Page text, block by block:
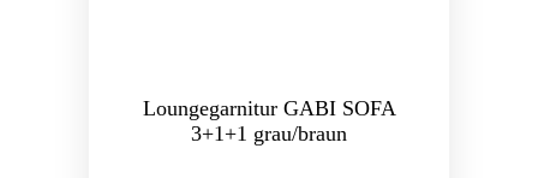
Loungegarnitur GABI SOFA
3+1+1 grau/braun